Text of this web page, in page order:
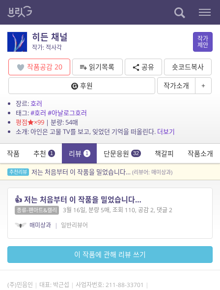
히든 채널
작가: 적사각
작가
제안
작품공감 20 읽기목록 공유
숏코드복사
후원
작가소개 +
장르:호러
태그:#호러 #아날로그호러
평점
×99| 분량: 54매
소개: 아인은 고물 TV를 보고, 잊었던 기억을 떠올린다. 더보기
작품 추천 1 리뷰 1 단문응원 32 책갈피 작품소개
추천리뷰 저는 처음부터 이 작품을 밀었습니다… (리뷰어: 매미상과)
👍 저는 처음부터 이 작품을 밀었습니다…
종류-팬아트&캘리
3월 16일, 분량 5매, 조회 110, 공감 2, 댓글 2
매미상과 | 일반리뷰어
이 작품에 관해 리뷰 쓰기
(주)민음인 대표: 박근섭 사업자번호: 211-88-33701